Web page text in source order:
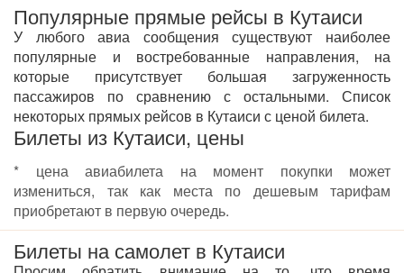
Популярные прямые рейсы в Кутаиси
У любого авиа сообщения существуют наиболее
популярные и востребованные направления, на
которые присутствует большая загруженность
пассажиров по сравнению с остальными. Список
некоторых прямых рейсов в Кутаиси с ценой билета.
Билеты из Кутаиси, цены
* цена авиабилета на момент покупки может
измениться, так как места по дешевым тарифам
приобретают в первую очередь.
Билеты на самолет в Кутаиси